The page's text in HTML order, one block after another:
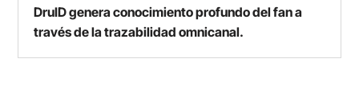
DruID genera conocimiento profundo del fan a
través de la trazabilidad omnicanal.